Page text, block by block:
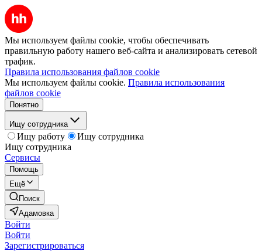
Мы используем файлы cookie, чтобы обеспечивать
правильную работу нашего веб-сайта и анализировать сетевой
трафик.
Правила использования файлов cookie
Мы используем файлы cookie. Правила использования
файлов cookie
Понятно
Ищу сотрудника
Ищу работу
Ищу сотрудника
Ищу сотрудника
Сервисы
Помощь
Ещё
Поиск
Адамовка
Войти
Войти
Зарегистрироваться